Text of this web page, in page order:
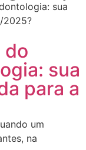
do
sua
para a
um
na